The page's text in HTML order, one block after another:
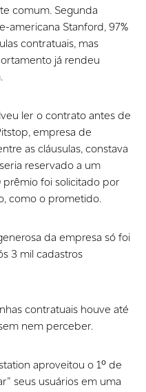
comum. Segunda
americana Stanford, 97%
contratuais, mas
já rendeu
ler o contrato antes de
empresa de
as cláusulas, constava
reservado a um
prêmio foi solicitado por
como o prometido.
da empresa só foi
3 mil cadastros
contratuais houve até
nem perceber.
aproveitou o 1º de
seus usuários em uma